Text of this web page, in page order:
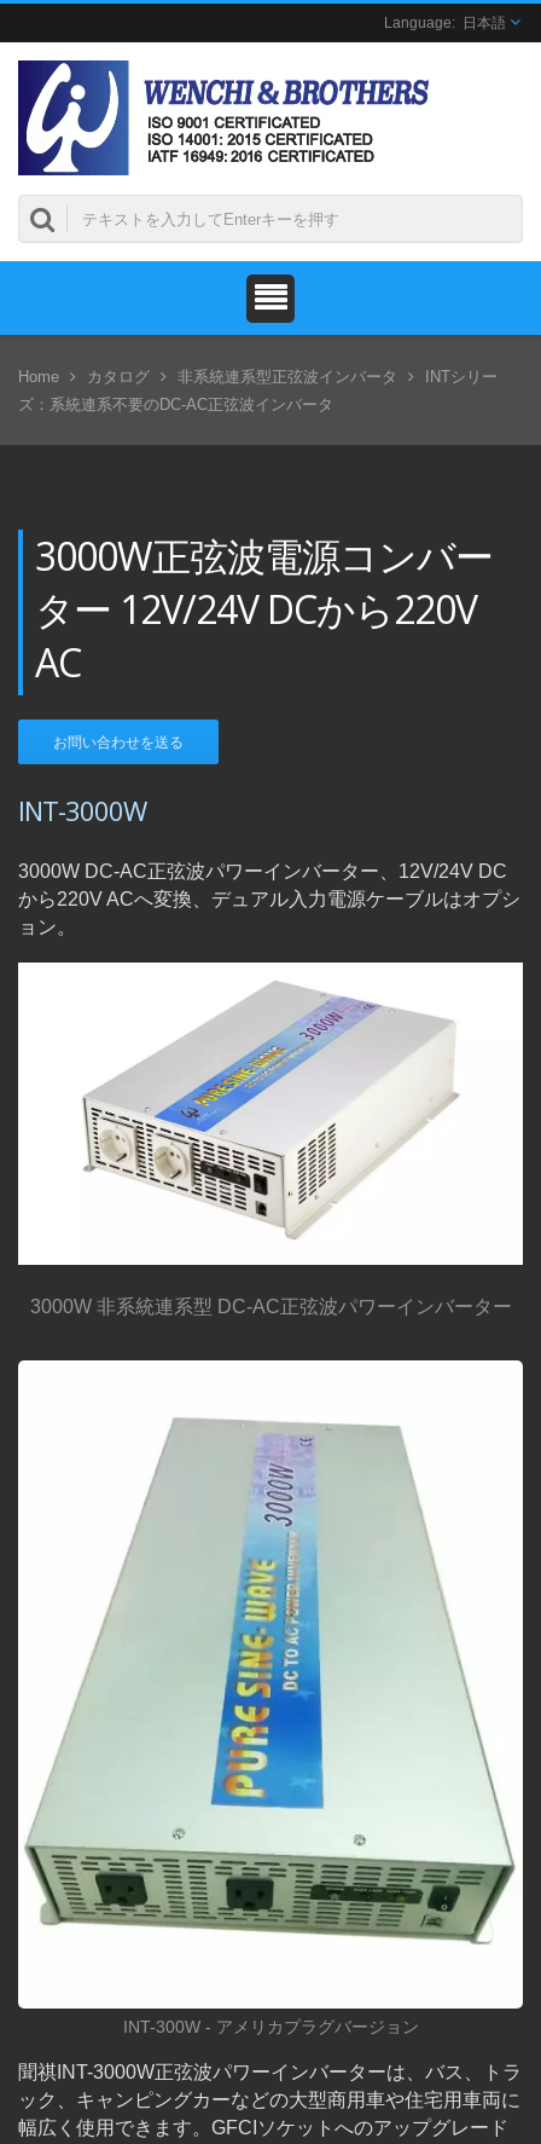
日本語
Home カタログ 非系統連系型正弦波インバータ
INTシリー
ズ：系統連系不要のDC-AC正弦波インバータ
3000W正弦波電源コンバー
ター 12V/24V DCから220V
AC
お問い合わせを送る
INT-3000W
3000W DC-AC正弦波パワーインバーター、12V/24V DC
から220V ACへ変換、デュアル入力電源ケーブルはオプシ
ョン。
3000W 非系統連系型 DC-AC正弦波パワーインバーター
INT-300W - アメリカプラグバージョン
聞祺INT-3000W正弦波パワーインバーターは、バス、トラ
ック、キャンピングカーなどの大型商用車や住宅用車両に
幅広く使用できます。GFCIソケットへのアップグレード